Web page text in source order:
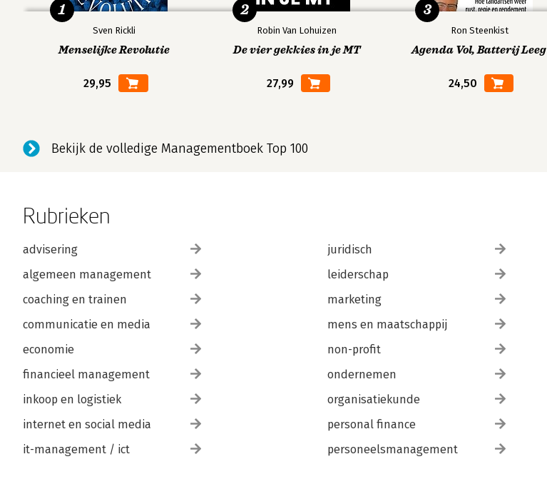
Sven Rickli
Menselijke Revolutie
29,95
1
Robin Van Lohuizen
De vier gekkies in je MT
27,99
2
Ron Steenkist
Agenda Vol, Batterij Leeg
24,50
3
Bekijk de volledige Managementboek Top 100
Rubrieken
advisering
algemeen management
coaching en trainen
communicatie en media
economie
financieel management
inkoop en logistiek
internet en social media
it-management / ict
juridisch
leiderschap
marketing
mens en maatschappij
non-profit
ondernemen
organisatiekunde
personal finance
personeelsmanagement